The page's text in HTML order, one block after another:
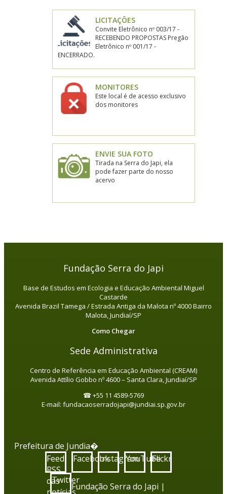
LICITAÇÕES
Convite Eletrônico nº 003/17 -
RECEBENDO PROPOSTAS Pregão
Eletrônico nº 001/17 -
ENCERRADO.
MONITORES
Este local é de acesso exclusivo
dos monitores
ENVIE SUA FOTO
Tirada na Serra do Japi, ela
pode fazer parte do nosso
acervo
Fundação Serra do Japi
Base de Estudos em Ecologia e Educação Ambiental Miguel
Castarde
Avenida Brazil Tamega / Estrada Antiga da Malota nº 4000 Bairro
Malota, Jundiaí/SP
Como Chegar
Sede Administrativa
Centro de Referência em Educação Ambiental (CREAM)
Avenida Attílio Gobbo nº 4600 – Santa Clara, Jundiaí/SP
☎ +55 11 4589-5769
E-mail: fundacaoserradojapi@jundiai.sp.gov.br
Prefeitura de Jundia�
Feed
RSS
das
FacebookInstagramYouTubeFlickr
Twitter
Fundação Serra do Japi |